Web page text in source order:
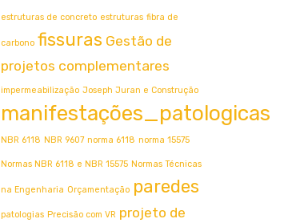
estruturas de concreto estruturas fibra de
carbono fissuras Gestão de
projetos complementares
impermeabilização Joseph Juran e Construção
manifestações_patologicas
NBR 6118 NBR 9607 norma 6118 norma 15575
Normas NBR 6118 e NBR 15575 Normas Técnicas
na Engenharia Orçamentação paredes
patologias Precisão com VR projeto de